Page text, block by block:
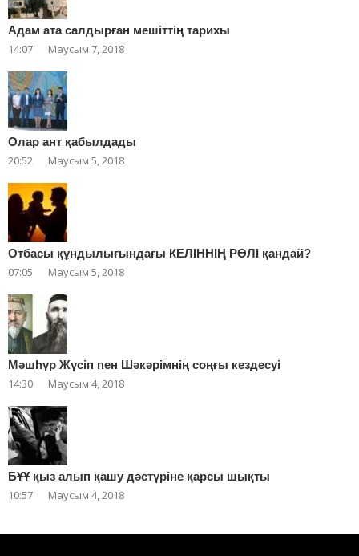
Адам ата салдырған мешіттің тарихы
14:07 Маусым 7, 2018
Олар ант қабылдады
20:52 Маусым 5, 2018
Отбасы құндылығындағы КЕЛІННІҢ РӨЛІ қандай?
07:05 Маусым 5, 2018
Мәшһүр Жүсіп пен Шәкәрімнің соңғы кездесуі
14:30 Маусым 4, 2018
БҰҰ қыз алып қашу дәстүріне қарсы шықты
10:57 Маусым 4, 2018